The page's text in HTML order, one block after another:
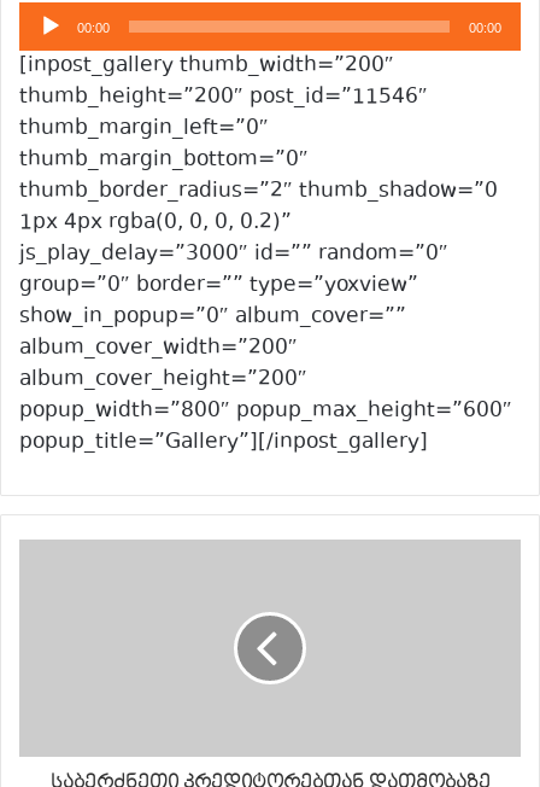
აუდიო
დამკვრელი
00:00 00:00
[inpost_gallery thumb_width=”200″
thumb_height=”200″ post_id=”11546″
thumb_margin_left=”0″
thumb_margin_bottom=”0″
thumb_border_radius=”2″ thumb_shadow=”0
1px 4px rgba(0, 0, 0, 0.2)”
js_play_delay=”3000″ id=”” random=”0″
group=”0″ border=”” type=”yoxview”
show_in_popup=”0″ album_cover=””
album_cover_width=”200″
album_cover_height=”200″
popup_width=”800″ popup_max_height=”600″
popup_title=”Gallery”][/inpost_gallery]
საბერძნეთი კრედიტორებთან დათმობაზე